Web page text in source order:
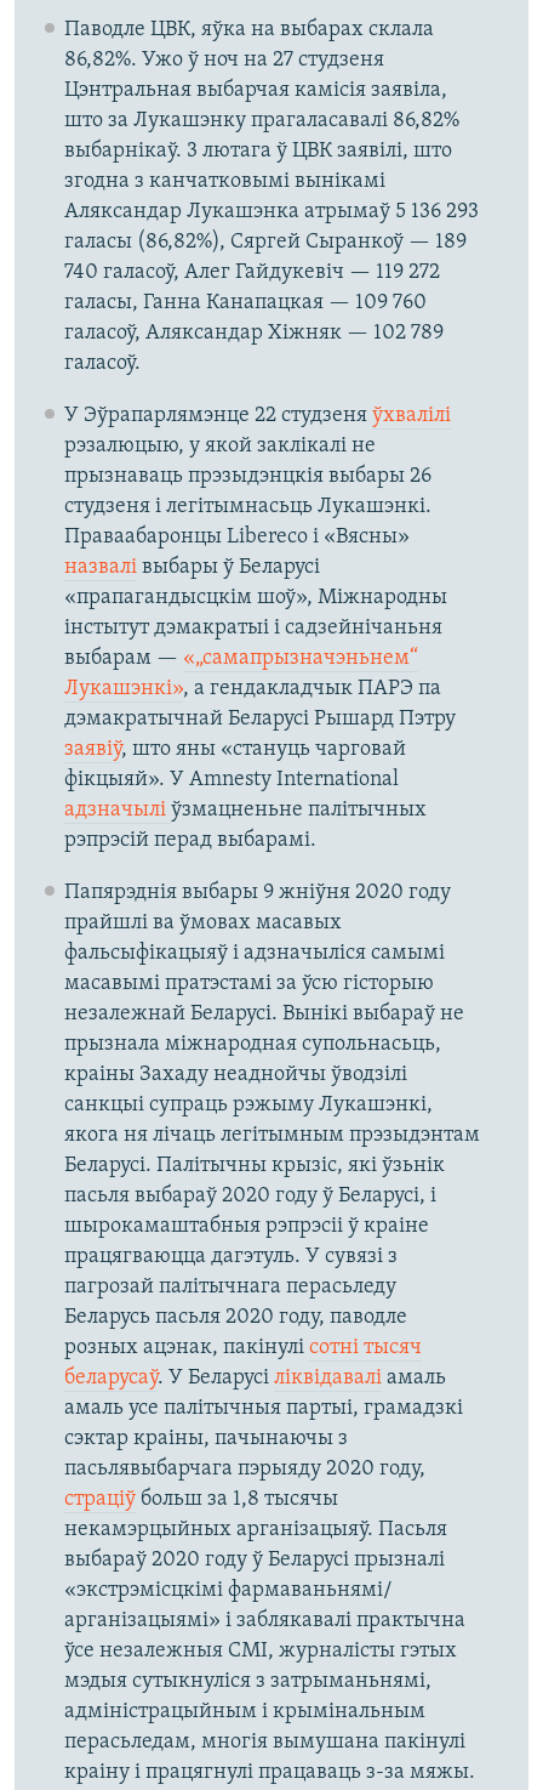
Паводле ЦВК, яўка на выбарах склала
86,82%. Ужо ў ноч на 27 студзеня
Цэнтральная выбарчая камісія заявіла,
што за Лукашэнку прагаласавалі 86,82%
выбарнікаў. 3 лютага ў ЦВК заявілі, што
згодна з канчатковымі вынікамі
Аляксандар Лукашэнка атрымаў 5 136 293
галасы (86,82%), Сяргей Сыранкоў — 189
740 галасоў, Алег Гайдукевіч — 119 272
галасы, Ганна Канапацкая — 109 760
галасоў, Аляксандар Хіжняк — 102 789
галасоў.
У Эўрапарлямэнце 22 студзеня ўхвалілі
рэзалюцыю, у якой заклікалі не
прызнаваць прэзыдэнцкія выбары 26
студзеня і легітымнасьць Лукашэнкі.
Праваабаронцы Libereco і «Вясны»
назвалівыбары ў Беларусі
«прапагандысцкім шоў», Міжнародны
інстытут дэмакратыі і садзейнічаньня
выбарам — «„самапрызначэньнем“
Лукашэнкі», а гендакладчык ПАРЭ па
дэмакратычнай Беларусі Рышард Пэтру
заявіў, што яны «стануць чарговай
фікцыяй». У Amnesty International
адзначылі ўзмацненьне палітычных
рэпрэсій перад выбарамі.
Папярэднія выбары 9 жніўня 2020 году
прайшлі ва ўмовах масавых
фальсыфікацыяў і адзначыліся самымі
масавымі пратэстамі за ўсю гісторыю
незалежнай Беларусі. Вынікі выбараў не
прызнала міжнародная супольнасьць,
краіны Захаду неаднойчы ўводзілі
санкцыі супраць рэжыму Лукашэнкі,
якога ня лічаць легітымным прэзыдэнтам
Беларусі. Палітычны крызіс, які ўзьнік
пасьля выбараў 2020 году ў Беларусі, і
шырокамаштабныя рэпрэсіі ў краіне
працягваюцца дагэтуль. У сувязі з
пагрозай палітычнага перасьледу
Беларусь пасьля 2020 году, паводле
розных ацэнак, пакінулі сотні тысяч
беларусаў. У Беларусі ліквідаваліамаль
амаль усе палітычныя партыі, грамадзкі
сэктар краіны, пачынаючы з
пасьлявыбарчага пэрыяду 2020 году,
страціўбольш за 1,8 тысячы
некамэрцыйных арганізацыяў. Пасьля
выбараў 2020 году ў Беларусі прызналі
«экстрэмісцкімі фармаваньнямі/
арганізацыямі» і заблякавалі практычна
ўсе незалежныя СМІ, журналісты гэтых
мэдыя сутыкнуліся з затрыманьнямі,
адміністрацыйным і крымінальным
перасьледам, многія вымушана пакінулі
краіну і працягнулі працаваць з-за мяжы.